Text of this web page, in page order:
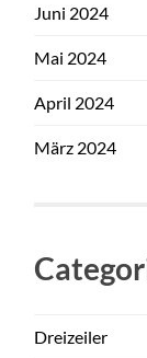
Juni 2024
Mai 2024
April 2024
März 2024
Dreizeiler